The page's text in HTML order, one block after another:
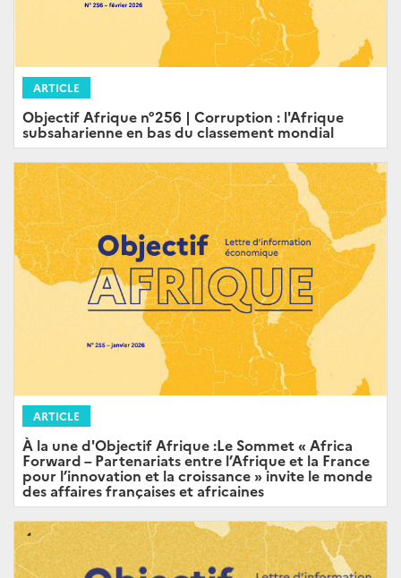
ARTICLE
Objectif Afrique n°256 | Corruption : l'Afrique
subsaharienne en bas du classement mondial
ARTICLE
À la une d'Objectif Afrique :Le Sommet « Africa
Forward – Partenariats entre l’Afrique et la France
pour l’innovation et la croissance » invite le monde
des affaires françaises et africaines